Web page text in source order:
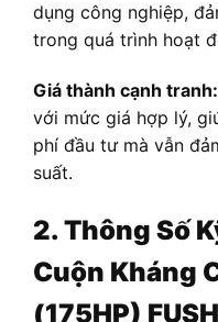
dụng công nghiệp,
trong quá trình hoạt
Giá thành cạnh tranh:
với mức giá hợp lý,
phí đầu tư mà vẫn
suất.
2. Thông Số
Cuộn Kháng
(175HP)